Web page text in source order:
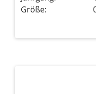
Größe: